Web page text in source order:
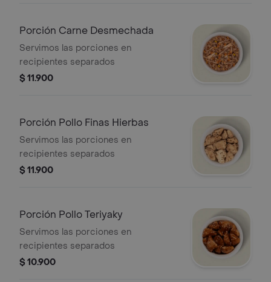
Porción Carne Desmechada
Servimos las porciones en
recipientes separados
$ 11.900
Porción Pollo Finas Hierbas
Servimos las porciones en
recipientes separados
$ 11.900
Porción Pollo Teriyaky
Servimos las porciones en
recipientes separados
$ 10.900